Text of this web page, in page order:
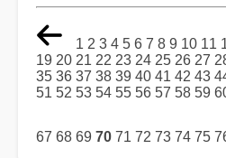
1 2 3 4 5 6 7 8 9 10 11
19 20 21 22 23 24 25 26 27
35 36 37 38 39 40 41 42 43
51 52 53 54 55 56 57 58 59
67 68 69 70 71 72 73 74 75